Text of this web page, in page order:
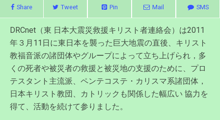
Share Tweet Pin Mail SMS
DRCnet（東 日本大震災救援キリスト者連絡会）は2011
年３月11日に東日本を襲った巨大地震の直後、キリスト
教福音派の諸団体やグループによって立ち上げられ，多
くの死者や被災者の救援と被災地の支援のために、プロ
テスタント主流派、ペンテコステ・カリスマ系諸団体，
日本キリスト教団、カトリックも関係した幅広い 協力を
得て、活動を続けて参りました。